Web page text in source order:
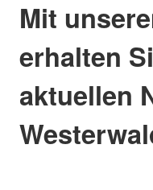
Mit
erhalten
aktuellen